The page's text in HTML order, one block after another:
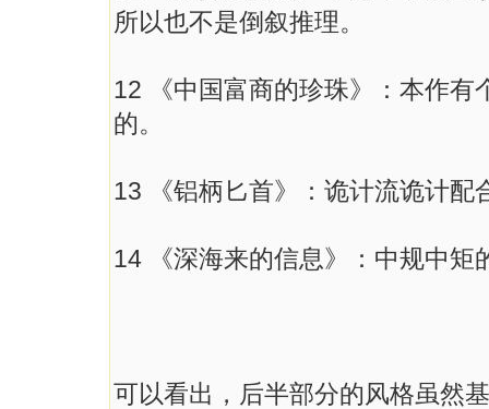
所以也不是倒叙推理。
12 《中国富商的珍珠》：本作
的。
13 《铝柄匕首》：诡计流诡计配
14 《深海来的信息》：中规中矩
可以看出，后半部分的风格虽然